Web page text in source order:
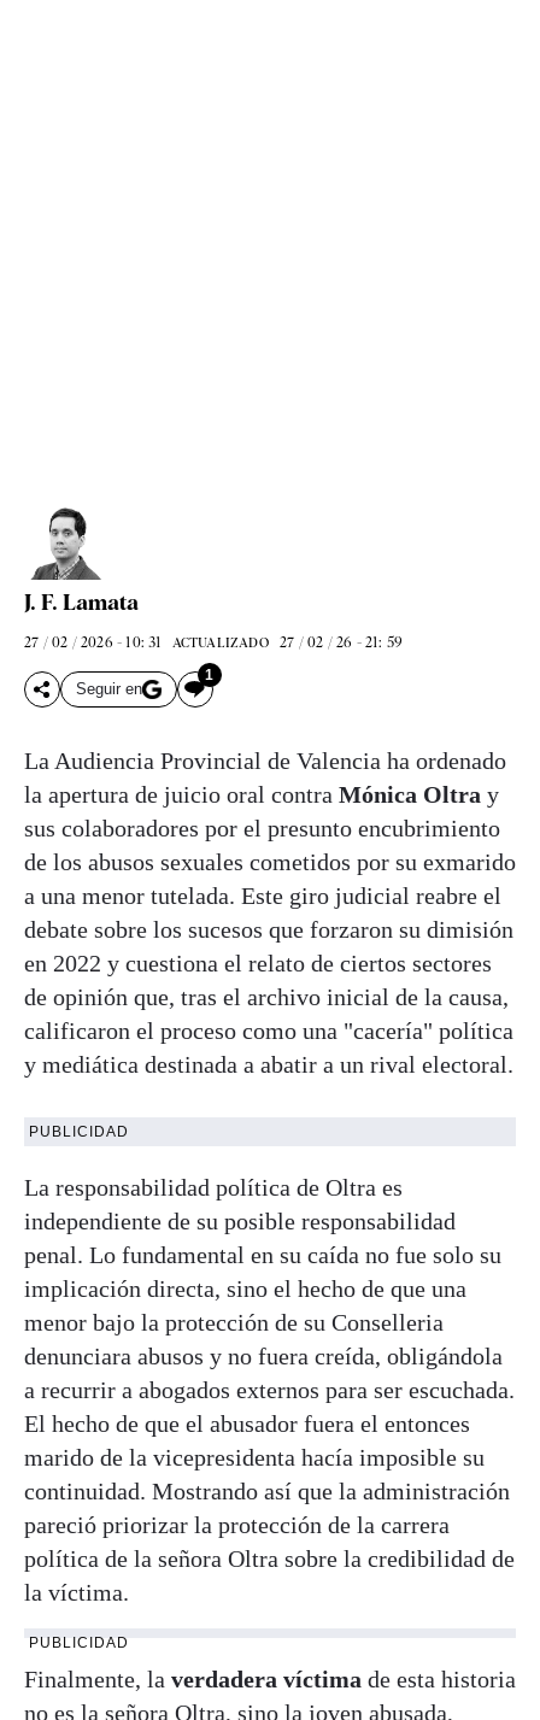
J. F. Lamata
27 / 02 / 2026 - 10: 31 ACTUALIZADO 27 / 02 / 26 - 21: 59
Seguir en
1
La Audiencia Provincial de Valencia ha ordenado
la apertura de juicio oral contra Mónica Oltra y
sus colaboradores por el presunto encubrimiento
de los abusos sexuales cometidos por su exmarido
a una menor tutelada. Este giro judicial reabre el
debate sobre los sucesos que forzaron su dimisión
en 2022 y cuestiona el relato de ciertos sectores
de opinión que, tras el archivo inicial de la causa,
calificaron el proceso como una "cacería" política
y mediática destinada a abatir a un rival electoral.
PUBLICIDAD
La responsabilidad política de Oltra es
independiente de su posible responsabilidad
penal. Lo fundamental en su caída no fue solo su
implicación directa, sino el hecho de que una
menor bajo la protección de su Conselleria
denunciara abusos y no fuera creída, obligándola
a recurrir a abogados externos para ser escuchada.
El hecho de que el abusador fuera el entonces
marido de la vicepresidenta hacía imposible su
continuidad. Mostrando así que la administración
pareció priorizar la protección de la carrera
política de la señora Oltra sobre la credibilidad de
la víctima.
PUBLICIDAD
Finalmente, la verdadera víctima de esta historia
no es la señora Oltra, sino la joven abusada,